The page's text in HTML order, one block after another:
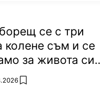
се с три
колене съм и се
за живота
add favorites